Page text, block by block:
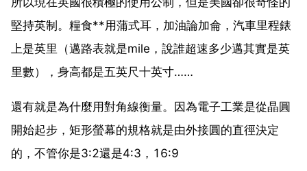
堅持英制。糧食**用蒲式耳，加油論加侖，汽車里程錶
上是英里（邁路表就是mile，說誰超速多少邁其實是英
里數），身高都是五英尺十英寸……
還有就是為什麼用對角線衡量。因為電子工業是從晶圓
開始起步，矩形螢幕的規格就是由外接圓的直徑決定
的，不管你是3:2還是4:3，16:9